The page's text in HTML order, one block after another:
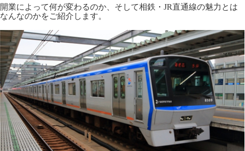
開業によって何が変わるのか、そして相鉄・JR直通線の魅力とは
なんなのかをご紹介します。